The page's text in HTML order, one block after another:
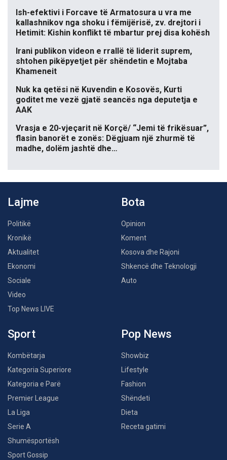
Ish-efektivi i Forcave të Armatosura u vra me
kallashnikov nga shoku i fëmijërisë, zv. drejtori i
Hetimit: Kishin konflikt të mbartur prej disa kohësh
Irani publikon videon e rrallë të liderit suprem,
shtohen pikëpyetjet për shëndetin e Mojtaba
Khameneit
Nuk ka qetësi në Kuvendin e Kosovës, Kurti
goditet me vezë gjatë seancës nga deputetja e
AAK
Vrasja e 20-vjeçarit në Korçë/ “Jemi të frikësuar”,
flasin banorët e zonës: Dëgjuam një zhurmë të
madhe, dolëm jashtë dhe…
Lajme
Politikë
Kronikë
Aktualitet
Ekonomi
Sociale
Video
Top News LIVE
Bota
Opinion
Koment
Kosova dhe Rajoni
Shkencë dhe Teknologji
Auto
Sport
Kombëtarja
Kategoria Superiore
Kategoria e Parë
Premier League
La Liga
Serie A
Shumësportësh
Sport Gossip
Pop News
Showbiz
Lifestyle
Fashion
Shëndeti
Dieta
Receta gatimi